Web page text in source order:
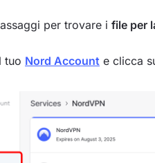
per trovare i file per
tuo Nord Account e clicca